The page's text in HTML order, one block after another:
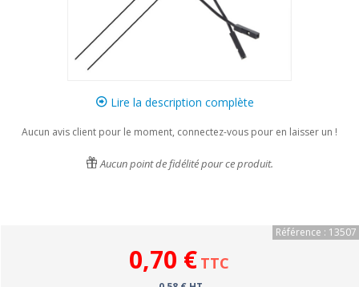
Lire la description complète
Aucun avis client pour le moment, connectez-vous pour en laisser un !
Aucun point de fidélité pour ce produit.
Référence : 13507
0,70 € TTC